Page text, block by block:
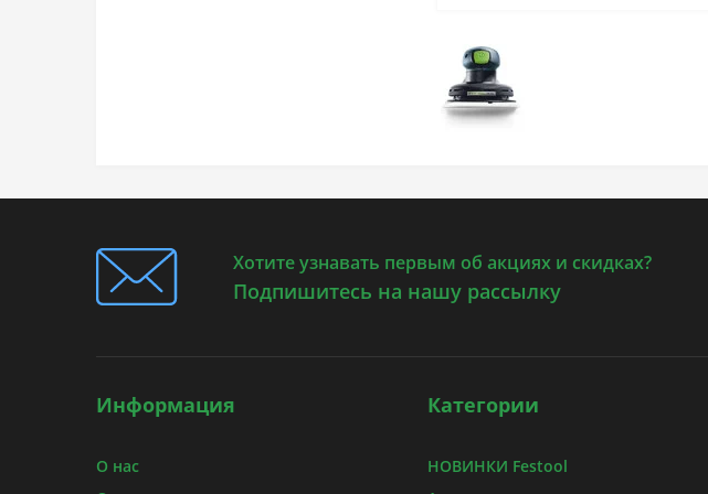
Хотите узнавать первым об акциях и скидках?
Подпишитесь на нашу рассылку
Информация
О нас
Категории
НОВИНКИ Festool